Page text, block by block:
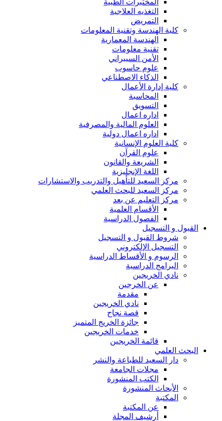
المختبرات الطبية
التغذيه العلاجية
التمريض
كلية الهندسة وتقنية المعلومات
الهندسة المعمارية
تقنية معلومات
الأمن السيبراني
علوم حاسوب
الذكاء الاصطناعي
كلية إدارة الأعمال
المحاسبة
التسويق
اداره اعمال
العلوم المالية والمصرفية
اداره اعمال دولية
كلية العلوم الإنسانية
علوم القرآن
الشريعة والقانون
اللغة الإنجليزية
مركز السعيد للتأهيل والتدريب والاستشارات
مركز السعيد للبحث العلمي
مركز التعليم عن بعد
الأقسام العلمية
الفصول الدراسية
القبول و التسجيل
شروط القبول و التسجيل
التسجيل الإلكتروني
الرسوم و الأقساط الدراسية
البرامج الدراسية
نادي الخريجين
عن الخرجين
مقدمة
نادي الخريجين
قصة نجاح
جائزة الخريج المتميز
خدمات الخريجين
قائمة الخريجين
البحث العلمي
دار السعيد للطباعة والنشر
مجلات الجامعة
الكتب المنشورة
الأبحاث المنشورة
المكتبة
عن المكتبة
أرشيف المجلة